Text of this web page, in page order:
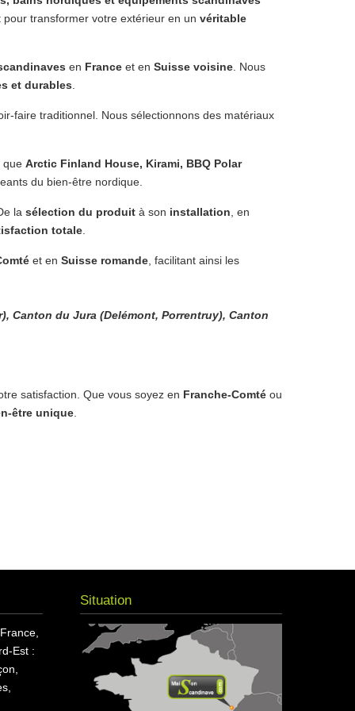
transformer votre extérieur en un véritable
en France et en Suisse voisine . Nous
et durables
faire traditionnel. Nous sélectionnons des matériaux
que Arctic Finland House, Kirami, BBQ Polar
du bien-être nordique.
la sélection du produit à son installation , en
totale
et en Suisse romande , facilitant ainsi les
Canton du Jura (Delémont, Porrentruy), Canton
satisfaction. Que vous soyez en Franche-Comté ou
être unique
Est :
Situation